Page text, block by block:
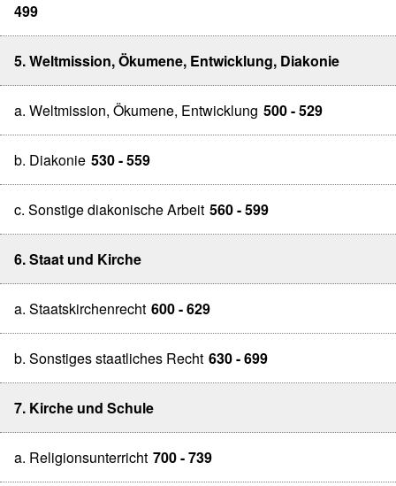
499
5. Weltmission, Ökumene, Entwicklung, Diakonie
a. Weltmission, Ökumene, Entwicklung 500 - 529
b. Diakonie 530 - 559
c. Sonstige diakonische Arbeit 560 - 599
6. Staat und Kirche
a. Staatskirchenrecht 600 - 629
b. Sonstiges staatliches Recht 630 - 699
7. Kirche und Schule
a. Religionsunterricht 700 - 739